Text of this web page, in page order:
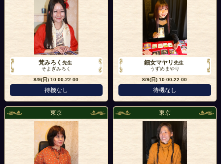
梵みろく先生
そよぎみろく
8/9(日)10:00-22:00
待機なし
鈿女マヤリ先生
うずめまやり
8/9(日)10:00-22:00
待機なし
東京 東京